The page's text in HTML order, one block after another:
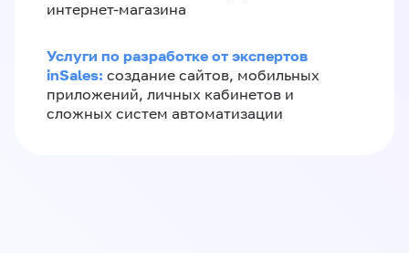
интернет-магазина
Услуги по разработке от экспертов
inSales: создание сайтов, мобильных
приложений, личных кабинетов и
сложных систем автоматизации